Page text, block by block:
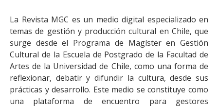
La Revista MGC es un medio digital especializado en
temas de gestión y producción cultural en Chile, que
surge desde el Programa de Magíster en Gestión
Cultural de la Escuela de Postgrado de la Facultad de
Artes de la Universidad de Chile, como una forma de
reflexionar, debatir y difundir la cultura, desde sus
prácticas y desarrollo. Este medio se constituye como
una plataforma de encuentro para gestores